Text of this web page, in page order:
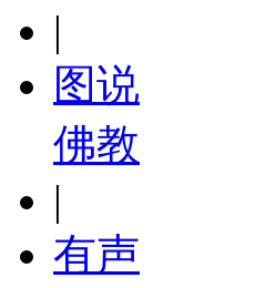
|
图说
佛教
|
有声